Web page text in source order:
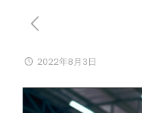
2022年8月3日